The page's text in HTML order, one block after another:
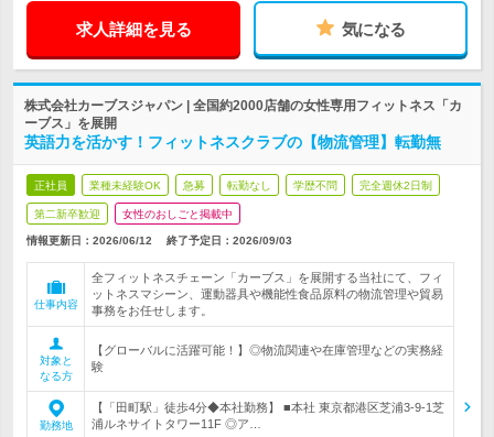
求人詳細を見る 気になる
株式会社カーブスジャパン | 全国約2000店舗の女性専用フィットネス「カ
ーブス」を展開
英語力を活かす！フィットネスクラブの【物流管理】転勤無
正社員 業種未経験OK 急募 転勤なし 学歴不問 完全週休2日制
第二新卒歓迎 女性のおしごと掲載中
情報更新日：2026/06/12 終了予定日： 2026/09/03
仕事内容
全フィットネスチェーン「カーブス」を展開する当社にて、フィ
ットネスマシーン、運動器具や機能性食品原料の物流管理や貿易
事務をお任せします。
対象と
なる方
【グローバルに活躍可能！】◎物流関連や在庫管理などの実務経
験
勤務地
【「田町駅」徒歩4分◆本社勤務】 ■本社 東京都港区芝浦3-9-1芝
浦ルネサイトタワー11F ◎ア…